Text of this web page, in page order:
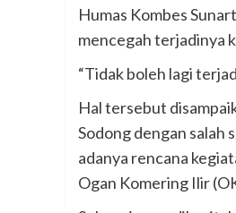
Humas Kombes
mencegah terjadinya
“Tidak boleh lagi
Hal tersebut
Sodong dengan salah
adanya rencana
Ogan Komering Ilir